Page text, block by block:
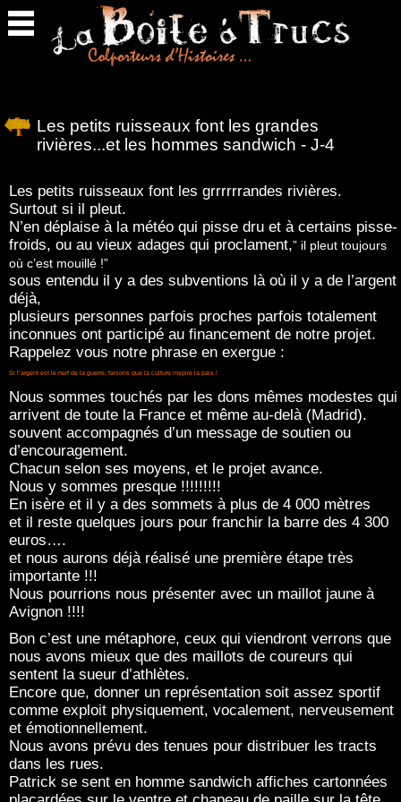
Les petits ruisseaux font les grandes
rivières...et les hommes sandwich - J-4
Les petits ruisseaux font les grrrrrrandes rivières.
Surtout si il pleut.
N’en déplaise à la météo qui pisse dru et à certains pisse-
froids, ou au vieux adages qui proclament,” il pleut toujours
où c’est mouillé !”
sous entendu il y a des subventions là où il y a de l’argent
déjà,
plusieurs personnes parfois proches parfois totalement
inconnues ont participé au financement de notre projet.
Rappelez vous notre phrase en exergue :
Si l’argent est le nerf de la guerre , faisons que la culture inspire la paix !
Nous sommes touchés par les dons mêmes modestes qui
arrivent de toute la France et même au-delà (Madrid).
souvent accompagnés d’un message de soutien ou
d’encouragement.
Chacun selon ses moyens, et le projet avance.
Nous y sommes presque !!!!!!!!!
En isère et il y a des sommets à plus de 4 000 mètres
et il reste quelques jours pour franchir la barre des 4 300
euros….
et nous aurons déjà réalisé une première étape très
importante !!!
Nous pourrions nous présenter avec un maillot jaune à
Avignon !!!!
Bon c’est une métaphore, ceux qui viendront verrons que
nous avons mieux que des maillots de coureurs qui
sentent la sueur d’athlètes.
Encore que, donner un représentation soit assez sportif
comme exploit physiquement, vocalement, nerveusement
et émotionnellement.
Nous avons prévu des tenues pour distribuer les tracts
dans les rues.
Patrick se sent en homme sandwich affiches cartonnées
Retour
en